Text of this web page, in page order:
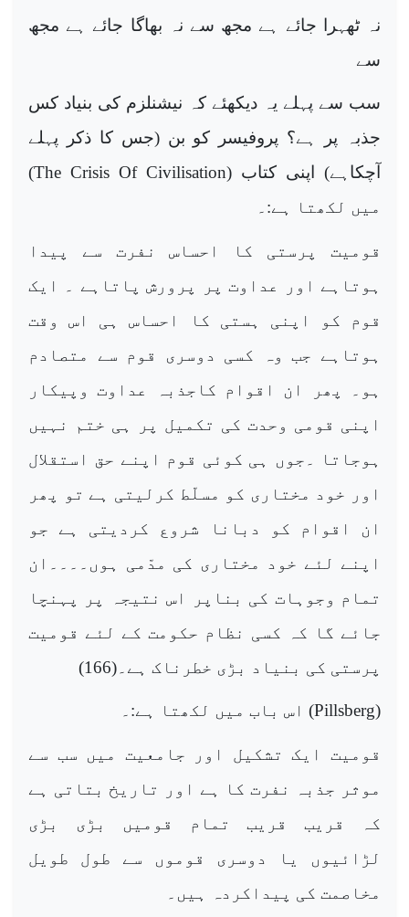
نہ ٹھہرا جائے ہے مجھ سے نہ بھاگا جائے ہے مجھ
سے
سب سے پہلے یہ دیکھئے کہ نیشنلزم کی بنیاد کس
جذبہ پر ہے؟ پروفیسر کو بن (جس کا ذکر پہلے
آچکاہے) اپنی کتاب (The Crisis Of Civilisation
)
میں لکھتا ہے:۔
قومیت پرستی کا احساس نفرت سے پیدا
ہوتاہے اور عداوت پر پرورش پاتاہے ۔ ایک
قوم کو اپنی ہستی کا احساس ہی اس وقت
ہوتاہے جب وہ کسی دوسری قوم سے متصادم
ہو۔ پھر ان اقوام کاجذبہ عداوت وپیکار
اپنی قومی وحدت کی تکمیل پر ہی ختم نہیں
ہوجاتا ۔جوں ہی کوئی قوم اپنے حق استقلال
اور خود مختاری کو مسلّط کرلیتی ہے تو پھر
ان اقوام کو دبانا شروع کردیتی ہے جو
اپنے لئے خود مختاری کی مدّمی ہوں۔۔۔۔ان
تمام وجوہات کی بناپر اس نتیجہ پر پہنچا
جائے گا کہ کسی نظام حکومت کے لئے قومیت
پرستی کی بنیاد بڑی خطرناک ہے۔(166)
(
Pillsberg) اس باب میں لکھتا ہے:۔
قومیت ایک تشکیل اور جامعیت میں سب سے
موثر جذبہ نفرت کا ہے اور تاریخ بتاتی ہے
کہ قریب قریب تمام قومیں بڑی بڑی
لڑائیوں یا دوسری قوموں سے طول طویل
مخاصمت کی پیداکردہ ہیں۔